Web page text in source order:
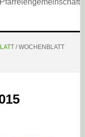
/WOCHENBLATT